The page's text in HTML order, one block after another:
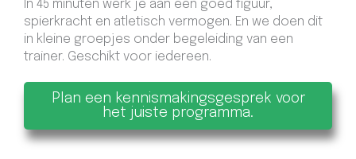
In 45 minuten werk je aan een goed figuur,
spierkracht en atletisch vermogen. En we doen dit
in kleine groepjes onder begeleiding van een
trainer. Geschikt voor iedereen.
Plan een kennismakingsgesprek voor
het juiste programma.